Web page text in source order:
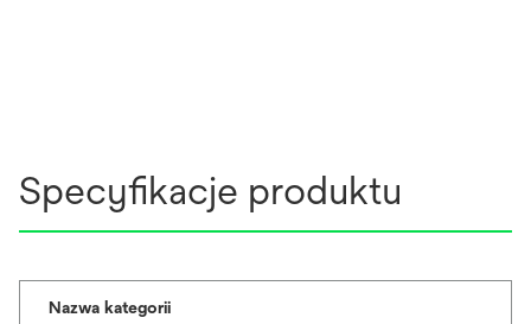
Specyfikacje produktu
Nazwa kategorii